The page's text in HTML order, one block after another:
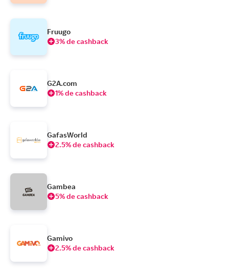
Fruugo
3% de cashback
G2A.com
1% de cashback
GafasWorld
2.5% de cashback
Gambea
5% de cashback
Gamivo
2.5% de cashback